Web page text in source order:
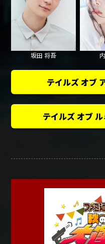
坂田 将吾
テイルズ オブ
テイルズ オブ